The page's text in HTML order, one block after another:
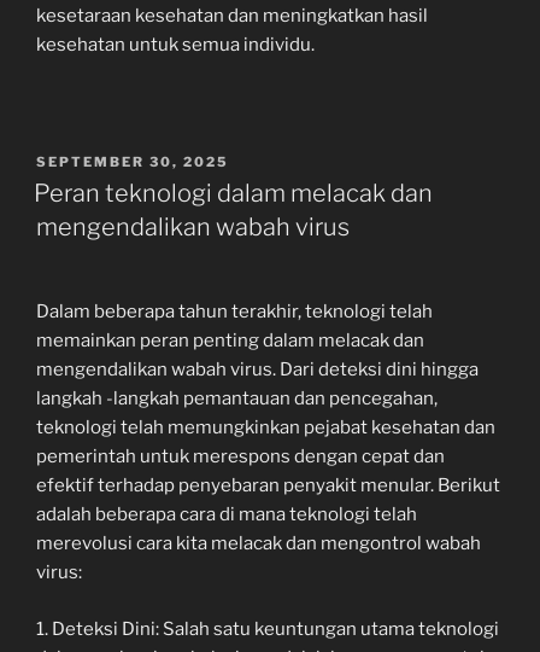
kesetaraan kesehatan dan meningkatkan hasil
kesehatan untuk semua individu.
POSTED
ON
SEPTEMBER 30, 2025
Peran teknologi dalam melacak dan
mengendalikan wabah virus
Dalam beberapa tahun terakhir, teknologi telah
memainkan peran penting dalam melacak dan
mengendalikan wabah virus. Dari deteksi dini hingga
langkah -langkah pemantauan dan pencegahan,
teknologi telah memungkinkan pejabat kesehatan dan
pemerintah untuk merespons dengan cepat dan
efektif terhadap penyebaran penyakit menular. Berikut
adalah beberapa cara di mana teknologi telah
merevolusi cara kita melacak dan mengontrol wabah
virus:
1. Deteksi Dini: Salah satu keuntungan utama teknologi